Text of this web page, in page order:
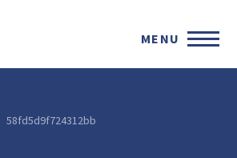
MENU
58fd5d9f724312bb